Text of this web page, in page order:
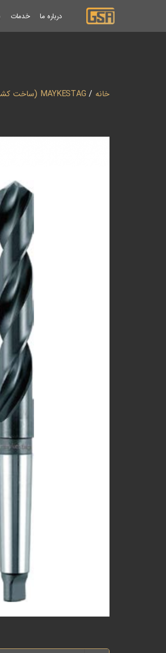
درباره ما خدمات
خانه / MAYKESTAG (ساخت کشور اتریش)